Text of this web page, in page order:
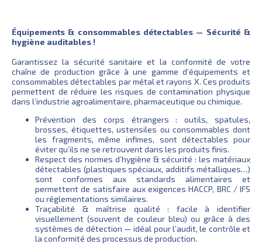
Équipements & consommables détectables — Sécurité &
hygiène auditables !
Garantissez la sécurité sanitaire et la conformité de votre
chaîne de production grâce à une gamme d’équipements et
consommables détectables par métal et rayons X. Ces produits
permettent de réduire les risques de contamination physique
dans l’industrie agroalimentaire, pharmaceutique ou chimique.
Prévention des corps étrangers : outils, spatules,
brosses, étiquettes, ustensiles ou consommables dont
les fragments, même infimes, sont détectables pour
éviter qu’ils ne se retrouvent dans les produits finis.
Respect des normes d’hygiène & sécurité : les matériaux
détectables (plastiques spéciaux, additifs métalliques…)
sont conformes aux standards alimentaires et
permettent de satisfaire aux exigences HACCP, BRC / IFS
ou réglementations similaires.
Traçabilité & maîtrise qualité : facile à identifier
visuellement (souvent de couleur bleu) ou grâce à des
systèmes de détection — idéal pour l’audit, le contrôle et
la conformité des processus de production.